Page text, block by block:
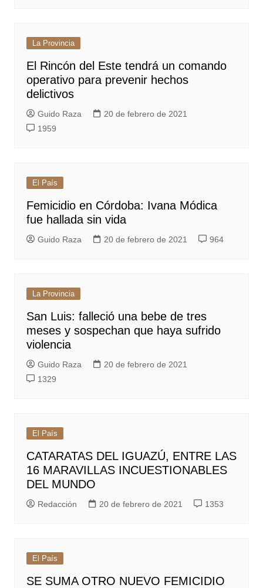
La Provincia
El Rincón del Este tendrá un comando
operativo para prevenir hechos
delictivos
Guido Raza
20 de febrero de 2021
1959
El País
Femicidio en Córdoba: Ivana Módica
fue hallada sin vida
Guido Raza 20 de febrero de 2021 964
La Provincia
San Luis: falleció una bebe de tres
meses y sospechan que haya sufrido
violencia
Guido Raza
20 de febrero de 2021
1329
El País
CATARATAS DEL IGUAZÚ, ENTRE LAS
16 MARAVILLAS INCUESTIONABLES
DEL MUNDO
Redacción 20 de febrero de 2021 1353
El País
SE SUMA OTRO NUEVO FEMICIDIO